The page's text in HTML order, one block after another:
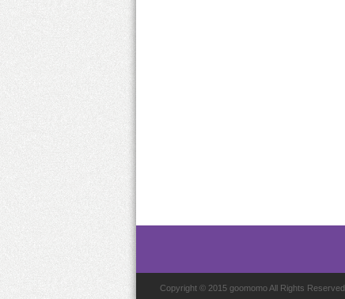
Copyright © 2015 goomomo All Rights Reserved.